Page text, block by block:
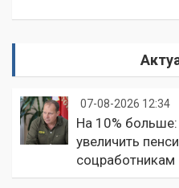
07-08-2026 12:34
На 10%
увеличить
соцработникам